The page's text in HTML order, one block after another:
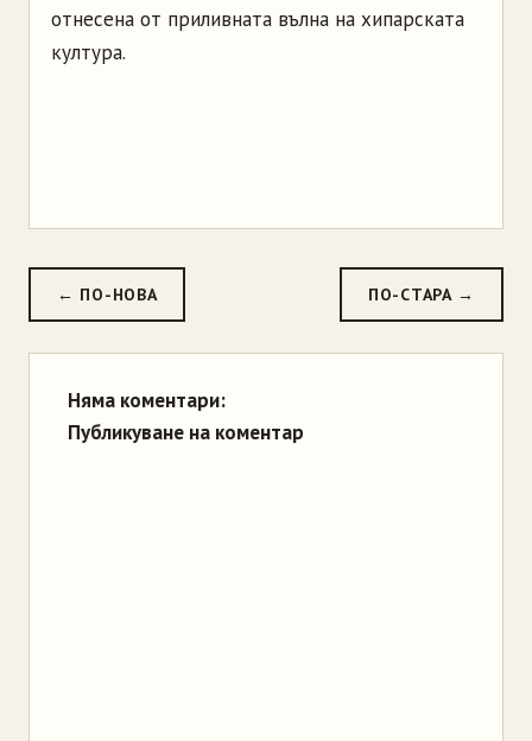
отнесена от приливната вълна на хипарската
култура.
← ПО-НОВА ПО-СТАРА →
Няма коментари:
Публикуване на коментар